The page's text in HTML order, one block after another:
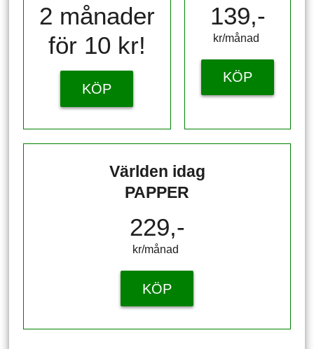
2 månader
för 10 kr!
KÖP
139,-
kr/månad ​​​​​​
KÖP
Världen idag
PAPPER
229,-
kr/månad ​​​​​​
KÖP